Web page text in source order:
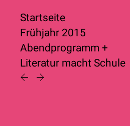
Startseite
Frühjahr 2015
Abendprogramm +
Literatur macht Schule